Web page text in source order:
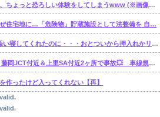
ちょっと恐ろしい体験をしてしまうwww (※画像あり)
ぜ住宅地に…「危険物」貯蔵施設として法整備を 自…
・・おとついから押入れかリビングで ひとり寝るようになってしまった・・・。【再】
付近2ヶ所で事故💥 車線規制 本庄児玉IC〜藤岡JCT 渋滞距離 5.0km 通過時間 20 分
作ったけど入ってくれない【再】